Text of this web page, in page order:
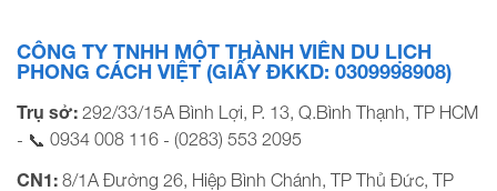
CÔNG TY TNHH MỘT THÀNH VIÊN DU LỊCH
PHONG CÁCH VIỆT (GIẤY ĐKKD: 0309998908)
Trụ sở: 292/33/15A Bình Lợi, P. 13, Q.Bình Thạnh, TP HCM
- 📞 0934 008 116 - (0283) 553 2095
CN1: 8/1A Đường 26, Hiệp Bình Chánh, TP Thủ Đức, TP